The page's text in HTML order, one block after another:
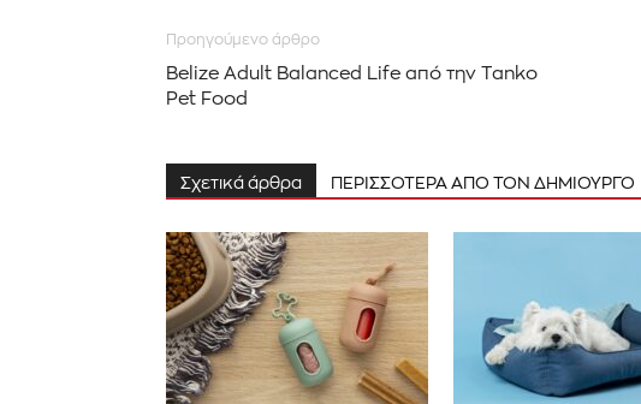
Προηγούμενο άρθρο
Belize Adult Balanced Life από την Tanko
Pet Food
Σχετικά άρθρα ΠΕΡΙΣΣΟΤΕΡΑ ΑΠΟ ΤΟΝ ΔΗΜΙΟΥΡΓΟ